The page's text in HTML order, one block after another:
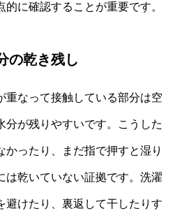
に確認することが重要です。
の乾き残し
重なって接触している部分は空
分が残りやすいです。こうした
かったり、まだ指で押すと湿り
は乾いていない証拠です。洗濯
避けたり、裏返して干したりす